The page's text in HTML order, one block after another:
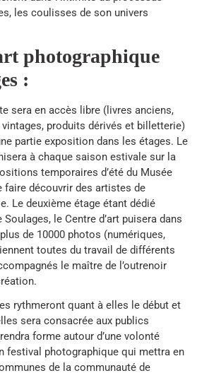
les coulisses de son univers
photographique
:
sera en accès libre (livres anciens,
produits dérivés et billetterie)
partie exposition dans les étages. Le
à chaque saison estivale sur la
temporaires d’été du Musée
faire découvrir des artistes de
Le deuxième étage étant dédié
le Centre d’art puisera dans
de 10000 photos (numériques,
toutes du travail de différents
le maître de l’outrenoir
rythmeront quant à elles le début et
sera consacrée aux publics
forme autour d’une volonté
festival photographique qui mettra en
de la communauté de